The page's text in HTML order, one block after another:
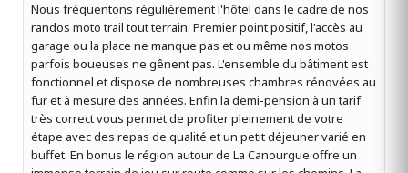
Nous fréquentons régulièrement l'hôtel dans le cadre de nos
randos moto trail tout terrain. Premier point positif, l'accès au
garage ou la place ne manque pas et ou même nos motos
parfois boueuses ne gênent pas. L'ensemble du bâtiment est
fonctionnel et dispose de nombreuses chambres rénovées au
fur et à mesure des années. Enfin la demi-pension à un tarif
très correct vous permet de profiter pleinement de votre
étape avec des repas de qualité et un petit déjeuner varié en
buffet. En bonus le région autour de La Canourgue offre un